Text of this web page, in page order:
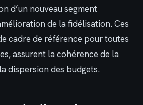
d’un nouveau segment
de la fidélisation. Ces
cadre de référence pour toutes
assurent la cohérence de la
dispersion des budgets.